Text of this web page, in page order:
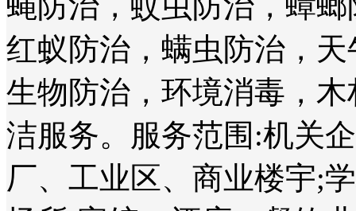
红蚁防治，螨虫防治，
生物防治，环境消毒，
洁服务。服务范围:机关
厂、工业区、商业楼宇;